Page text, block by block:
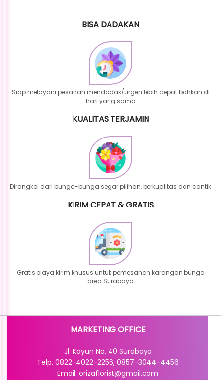
BISA DADAKAN
Siap melayani pesanan mendadak/urgen lebih cepat bahkan di
hari yang sama
KUALITAS TERJAMIN
Dirangkai dari bunga-bunga segar pilihan, berkualitas dan cantik
KIRIM CEPAT & GRATIS
Gratis biaya kirim khusus untuk pemesanan karangan bunga
area Surabaya
MARKETING OFFICE
Jl. Kayun No. 40 Surabaya
Telp. 0822-4022-2256, 0857-3044-4456
Email. orizaflorist@gmail.com